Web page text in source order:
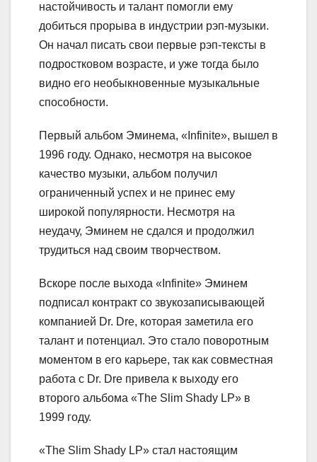
настойчивость и талант помогли ему
добиться прорыва в индустрии рэп-музыки.
Он начал писать свои первые рэп-тексты в
подростковом возрасте, и уже тогда было
видно его необыкновенные музыкальные
способности.
Первый альбом Эминема, «Infinite», вышел в
1996 году. Однако, несмотря на высокое
качество музыки, альбом получил
ограниченный успех и не принес ему
широкой популярности. Несмотря на
неудачу, Эминем не сдался и продолжил
трудиться над своим творчеством.
Вскоре после выхода «Infinite» Эминем
подписал контракт со звукозаписывающей
компанией Dr. Dre, которая заметила его
талант и потенциал. Это стало поворотным
моментом в его карьере, так как совместная
работа с Dr. Dre привела к выходу его
второго альбома «The Slim Shady LP» в
1999 году.
«The Slim Shady LP» стал настоящим